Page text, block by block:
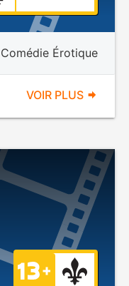
Comédie Érotique
VOIR PLUS